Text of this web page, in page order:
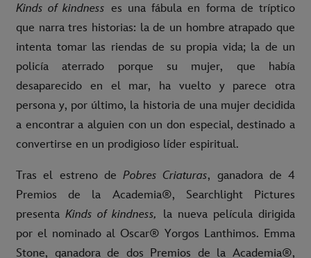
Kinds of kindness es una fábula en forma de tríptico
que narra tres historias: la de un hombre atrapado que
intenta tomar las riendas de su propia vida; la de un
policía aterrado porque su mujer, que había
desaparecido en el mar, ha vuelto y parece otra
persona y, por último, la historia de una mujer decidida
a encontrar a alguien con un don especial, destinado a
convertirse en un prodigioso líder espiritual.
Tras el estreno de Pobres Criaturas, ganadora de 4
Premios de la Academia®, Searchlight Pictures
presentaKinds of kindness, la nueva película dirigida
por el nominado al Oscar® Yorgos Lanthimos. Emma
Stone, ganadora de dos Premios de la Academia®,